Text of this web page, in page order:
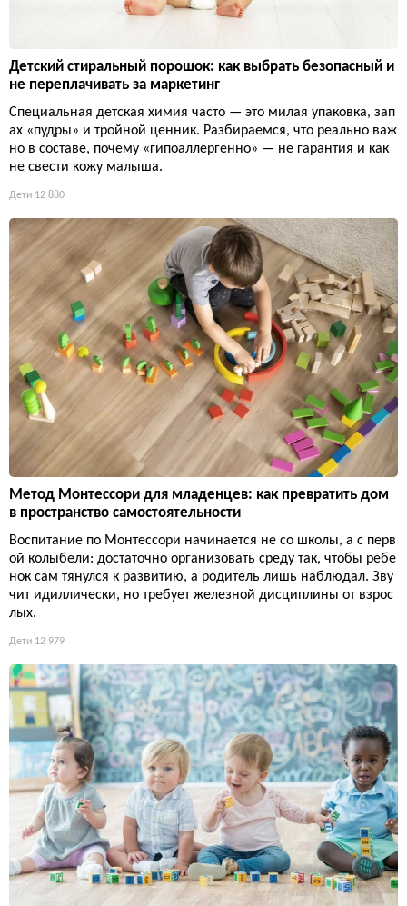
Детский стиральный порошок: как выбрать безопасный и
не переплачивать за маркетинг
Специальная детская химия часто — это милая упаковка, зап
ах «пудры» и тройной ценник. Разбираемся, что реально важ
но в составе, почему «гипоаллергенно» — не гарантия и как
не свести кожу малыша.
Дети 12 880
Метод Монтессори для младенцев: как превратить дом
в пространство самостоятельности
Воспитание по Монтессори начинается не со школы, а с перв
ой колыбели: достаточно организовать среду так, чтобы ребе
нок сам тянулся к развитию, а родитель лишь наблюдал. Зву
чит идиллически, но требует железной дисциплины от взрос
лых.
Дети 12 979